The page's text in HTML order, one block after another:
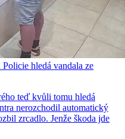
hledá vandala ze
teď kvůli tomu hledá
nerozchodil automatický
zrcadlo. Jenže škoda jde